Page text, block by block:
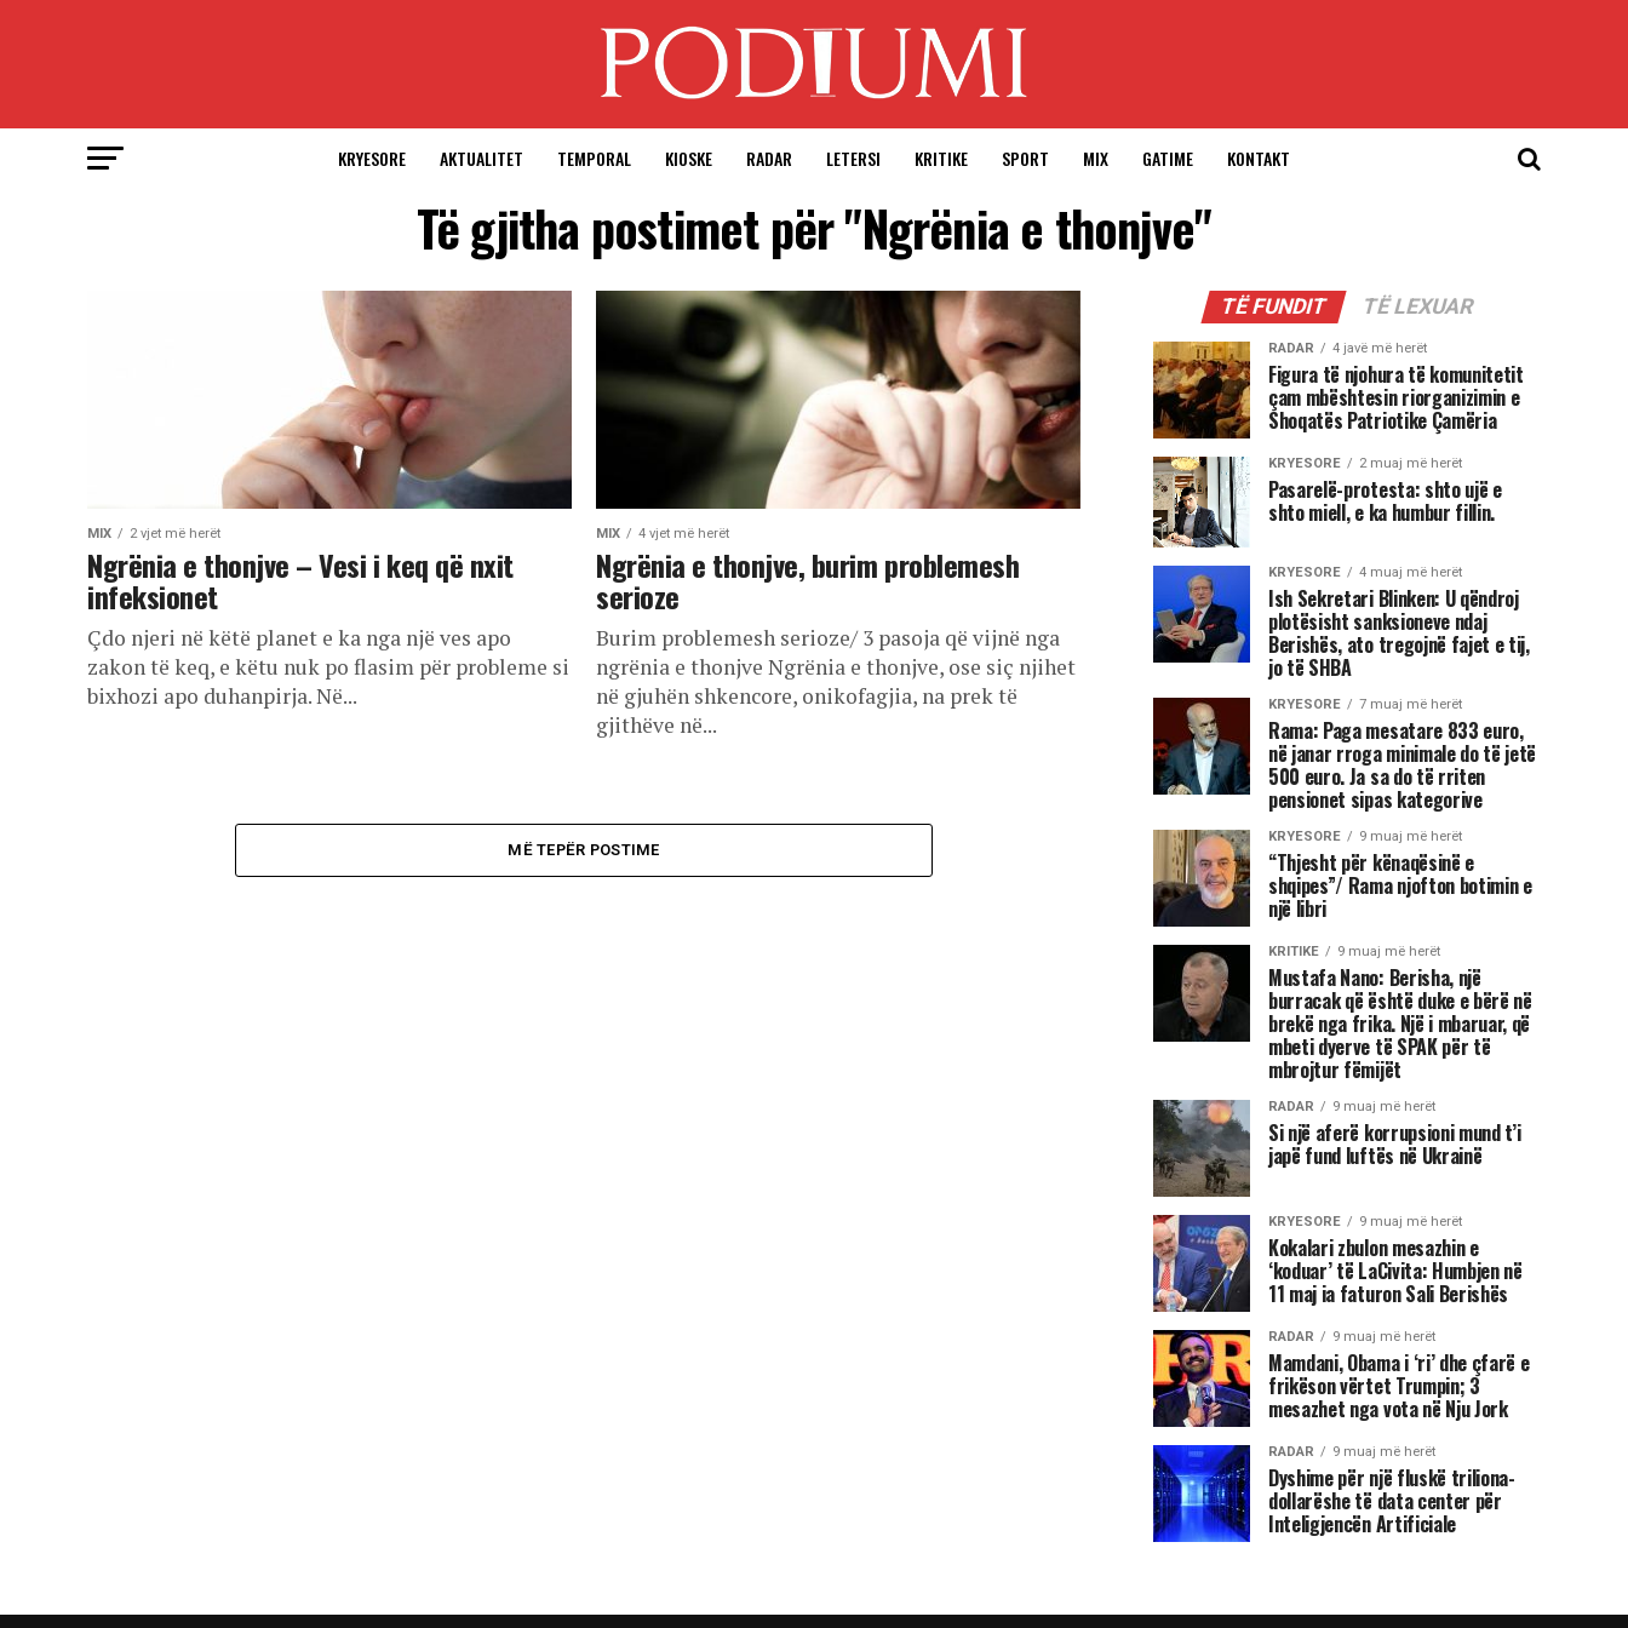
KRYESORE AKTUALITET TEMPORAL KIOSKE RADAR LETERSI KRITIKE SPORT MIX GATIME KONTAKT
Të gjitha postimet për "Ngrënia e thonjve"
MIX 2 vjet më herët
Ngrënia e thonjve – Vesi i keq që nxit
infeksionet
Çdo njeri në këtë planet e ka nga një ves apo
zakon të keq, e këtu nuk po flasim për probleme si
bixhozi apo duhanpirja. Në...
MIX 4 vjet më herët
Ngrënia e thonjve, burim problemesh
serioze
Burim problemesh serioze/ 3 pasoja që vijnë nga
ngrënia e thonjve Ngrënia e thonjve, ose siç njihet
në gjuhën shkencore, onikofagjia, na prek të
gjithëve në...
MË TEPËR POSTIME
TË FUNDIT TË LEXUAR
RADAR 4 javë më herët
Figura të njohura të komunitetit
çam mbështesin riorganizimin e
Shoqatës Patriotike Çamëria
KRYESORE 2 muaj më herët
Pasarelë-protesta: shto ujë e
shto miell, e ka humbur fillin.
KRYESORE 4 muaj më herët
Ish Sekretari Blinken: U qëndroj
plotësisht sanksioneve ndaj
Berishës, ato tregojnë fajet e tij,
jo të SHBA
KRYESORE 7 muaj më herët
Rama: Paga mesatare 833 euro,
në janar rroga minimale do të jetë
500 euro. Ja sa do të rriten
pensionet sipas kategorive
KRYESORE 9 muaj më herët
“Thjesht për kënaqësinë e
shqipes”/ Rama njofton botimin e
një libri
KRITIKE 9 muaj më herët
Mustafa Nano: Berisha, një
burracak që është duke e bërë në
brekë nga frika. Një i mbaruar, që
mbeti dyerve të SPAK për të
mbrojtur fëmijët
RADAR 9 muaj më herët
Si një aferë korrupsioni mund t’i
japë fund luftës në Ukrainë
KRYESORE 9 muaj më herët
Kokalari zbulon mesazhin e
‘koduar’ të LaCivita: Humbjen në
11 maj ia faturon Sali Berishës
RADAR 9 muaj më herët
Mamdani, Obama i ‘ri’ dhe çfarë e
frikëson vërtet Trumpin; 3
mesazhet nga vota në Nju Jork
RADAR 9 muaj më herët
Dyshime për një fluskë triliona-
dollarëshe të data center për
Inteligjencën Artificiale